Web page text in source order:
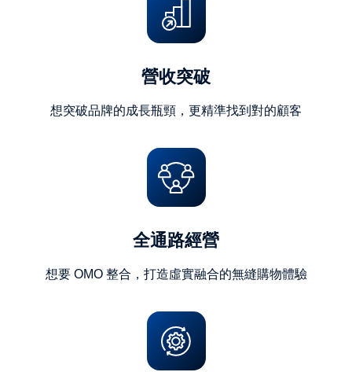
營收突破
想突破品牌的成長瓶頸，更精準找到對的顧客
全通路經營
想要 OMO 整合，打造虛實融合的無縫購物體驗